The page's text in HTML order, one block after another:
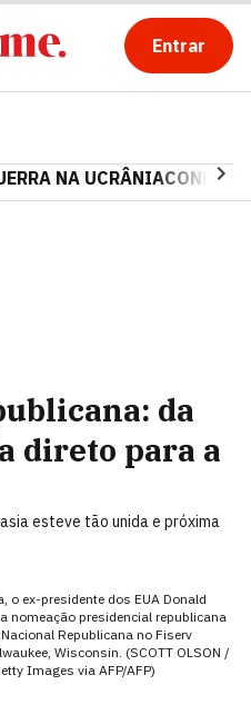
Entrar
NA UCRÂNIA
da
direto para a
esteve tão unida e próxima
o ex-presidente dos EUA Donald
nomeação presidencial republicana
Republicana no Fiserv
Wisconsin. (SCOTT OLSON /
Images via AFP/AFP)